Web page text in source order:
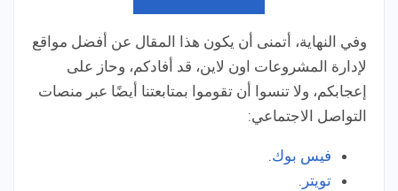
وفي النهاية، أتمنى أن يكون هذا المقال عن أفضل مواقع
لإدارة المشروعات اون لاين، قد أفادكم، وحاز على
إعجابكم، ولا تنسوا أن تقوموا بمتابعتنا أيضًا عبر منصات
التواصل الاجتماعي:
فيس بوك.
تويتر .